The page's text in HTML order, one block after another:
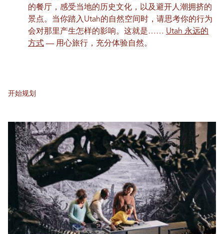
的餐厅，感受当地的历史文化，以及避开人潮拥挤的
景点。当你踏入Utah的自然空间时，请思考你的行为
会对那里产生怎样的影响。这就是…… Utah 永远的
方式 — 用心旅行，充分体验自然。
开始规划